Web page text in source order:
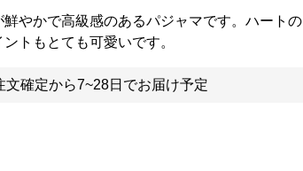
やかで高級感のあるパジャマです。ハートの
トもとても可愛いです。
文確定から7~28日でお届け予定